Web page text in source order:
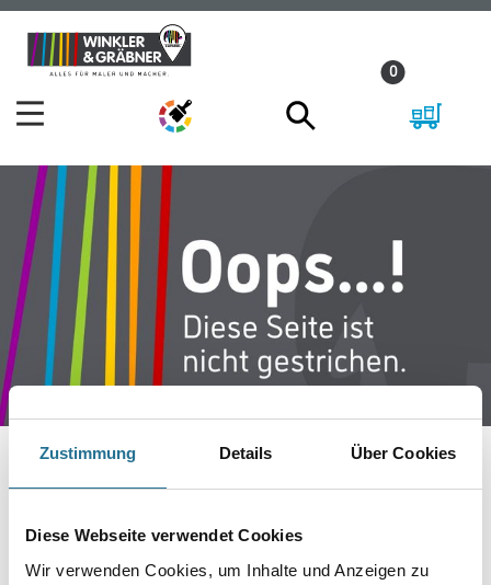
Zustimmung Details Über Cookies
Diese Webseite verwendet Cookies
Wir verwenden Cookies, um Inhalte und Anzeigen zu
Zum
Inhalt
Zum
Navigationsmenü
0
IST AUFGETRETEN